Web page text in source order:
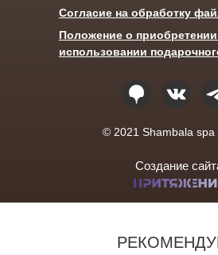
© 2021 Shambala spa
Положение о
использовании
Согласие на обработку
Создание